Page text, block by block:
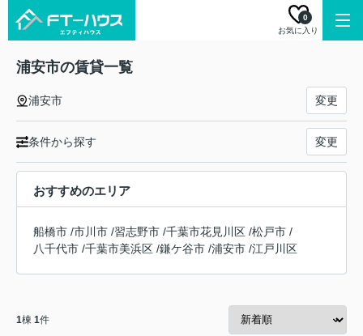
お気に入り
0
浦安市の賃貸一覧
浦安市 変更
条件から探す 変更
おすすめのエリア
船橋市 /市川市 /習志野市 /千葉市花見川区 /松戸市 /
八千代市 /千葉市美浜区 /鎌ケ谷市 /浦安市 /江戸川区
1棟 1件